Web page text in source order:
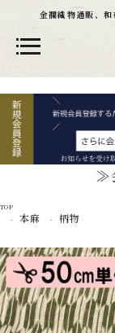
金襴織物通販、
≫
TOP
本麻 柄物